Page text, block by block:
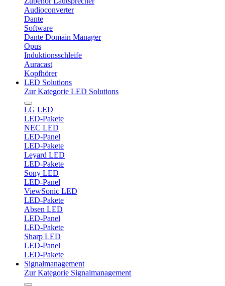
Audioconverter
Dante
Software
Dante Domain Manager
Opus
Induktionsschleife
Auracast
Kopfhörer
LED Solutions
Zur Kategorie LED Solutions
LG LED
LED-Pakete
NEC LED
LED-Panel
LED-Pakete
Leyard LED
LED-Pakete
Sony LED
LED-Panel
ViewSonic LED
LED-Pakete
Absen LED
LED-Panel
LED-Pakete
Sharp LED
LED-Panel
LED-Pakete
Signalmanagement
Zur Kategorie Signalmanagement